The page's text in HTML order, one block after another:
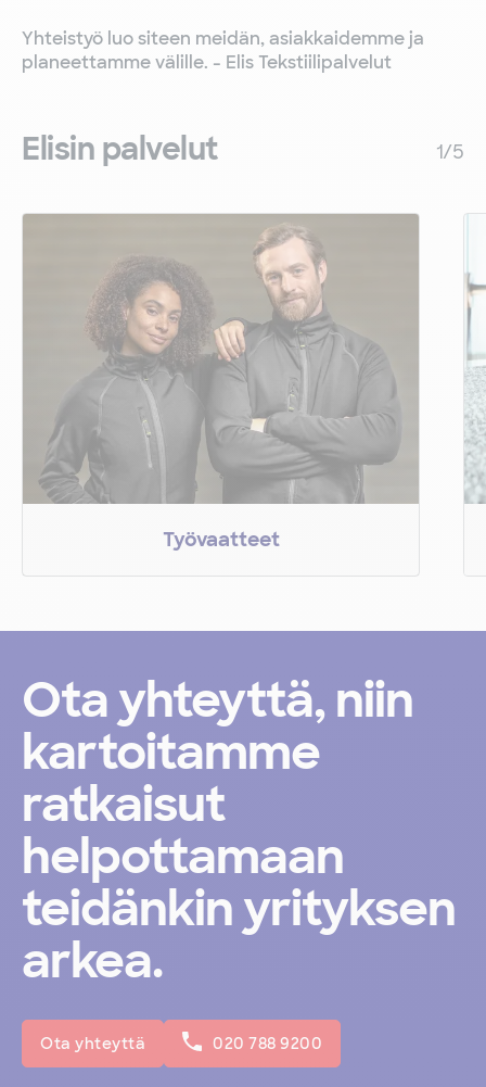
Yhteistyö luo siteen meidän, asiakkaidemme ja
planeettamme välille. - Elis Tekstiilipalvelut
Elisin palvelut 1/5
Työvaatteet
työntekijöitä työn vaaroilta ja
pitävät tuotannon pyörimässä.
Lue lisää
Työvaatteet
Ota yhteyttä, niin
kartoitamme
ratkaisut
helpottamaan
teidänkin yrityksen
arkea.
Ota yhteyttä 020 788 9200